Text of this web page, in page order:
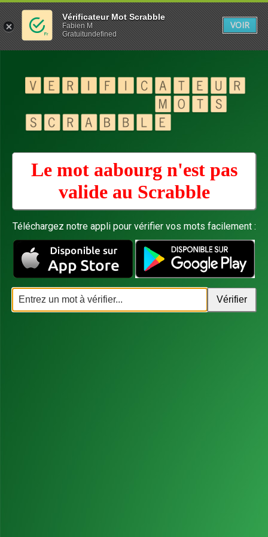
Le mot aabourg n'est pas
valide au Scrabble
Téléchargez notre appli pour vérifier vos mots facilement :
Vérificateur Mot Scrabble
Fabien M
Gratuitundefined
VOIR